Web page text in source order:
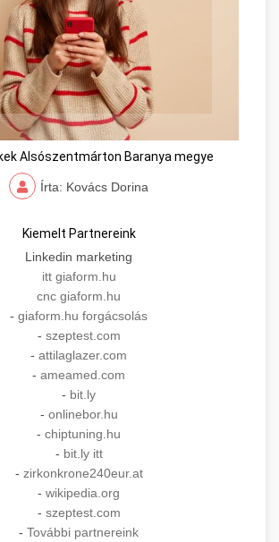
Alsószentmárton Baranya megye
Írta: Kovács Dorina
Kiemelt Partnereink
Linkedin marketing
itt giaform.hu
cnc giaform.hu
- giaform.hu forgácsolás
- szeptest.com
- attilaglazer.com
- ameamed.com
- bit.ly
- onlinebor.hu
- chiptuning.hu
- bit.ly itt
- zirkonkrone240eur.at
- wikipedia.org
- szeptest.com
- További partnereink